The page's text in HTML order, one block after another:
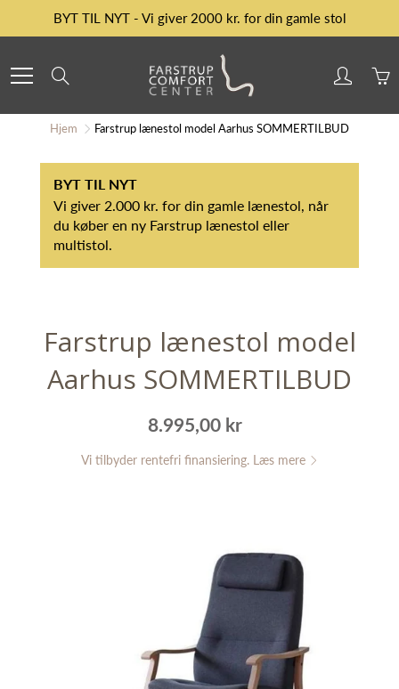
BYT TIL NYT - Vi giver 2000 kr. for din gamle stol
Hjem Farstrup lænestol model Aarhus SOMMERTILBUD
BYT TIL NYT
Vi giver 2.000 kr. for din gamle lænestol, når
du køber en ny Farstrup lænestol eller
multistol.
Farstrup lænestol model
Aarhus SOMMERTILBUD
8.995,00 kr
Vi tilbyder rentefri finansiering. Læs mere